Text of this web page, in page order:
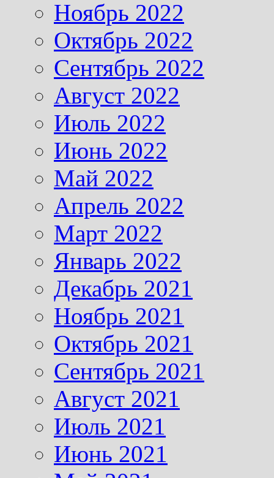
Ноябрь 2022
Октябрь 2022
Сентябрь 2022
Август 2022
Июль 2022
Июнь 2022
Май 2022
Апрель 2022
Март 2022
Январь 2022
Декабрь 2021
Ноябрь 2021
Октябрь 2021
Сентябрь 2021
Август 2021
Июль 2021
Июнь 2021